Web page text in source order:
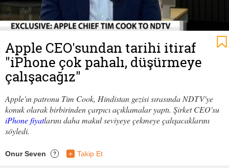
Apple CEO'sundan tarihi itiraf
"iPhone çok pahalı, düşürmeye
çalışacağız"
Apple'ın patronu Tim Cook, Hindistan gezisi sırasında NDTV'ye
konuk olarak birbirinden çarpıcı açıklamalar yaptı. Şirket CEO'su
iPhone fiyatlarını daha makul seviyeye çekmeye çalışacaklarını
söyledi.
Onur Seven ? + Takip Et